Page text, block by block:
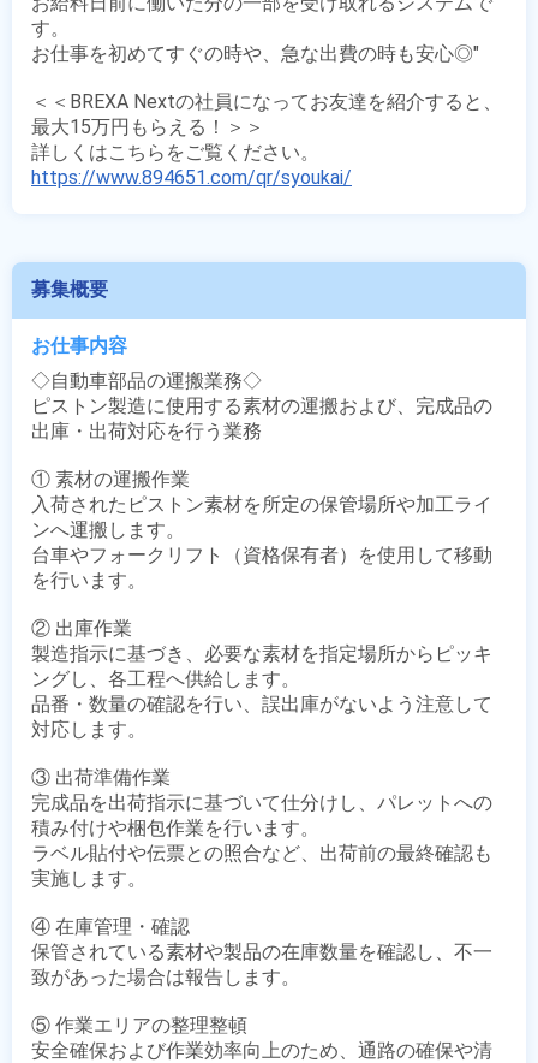
す。
お仕事を初めてすぐの時や、急な出費の時も安心◎"
＜＜BREXA Nextの社員になってお友達を紹介すると、
最大15万円もらえる！＞＞
https://www.894651.com/qr/syoukai/
募集概要
お仕事内容
◇自動車部品の運搬業務◇
ピストン製造に使用する素材の運搬および、完成品の
出庫・出荷対応を行う業務
① 素材の運搬作業
入荷されたピストン素材を所定の保管場所や加工ライ
ンへ運搬します。
台車やフォークリフト（資格保有者）を使用して移動
を行います。
② 出庫作業
製造指示に基づき、必要な素材を指定場所からピッキ
ングし、各工程へ供給します。
品番・数量の確認を行い、誤出庫がないよう注意して
対応します。
③ 出荷準備作業
完成品を出荷指示に基づいて仕分けし、パレットへの
積み付けや梱包作業を行います。
ラベル貼付や伝票との照合など、出荷前の最終確認も
実施します。
④ 在庫管理・確認
保管されている素材や製品の在庫数量を確認し、不一
致があった場合は報告します。
⑤ 作業エリアの整理整頓
安全確保および作業効率向上のため、通路の確保や清